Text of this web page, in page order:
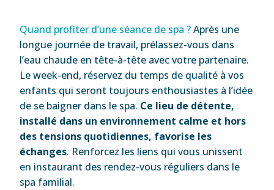
Quand profiter d’une séance de spa ?Après une
longue journée de travail, prélassez-vous dans
l’eau chaude en tête-à-tête avec votre partenaire.
Le week-end, réservez du temps de qualité à vos
enfants qui seront toujours enthousiastes à l’idée
de se baigner dans le spa. Ce lieu de détente,
installé dans un environnement calme et hors
des tensions quotidiennes, favorise les
échanges. Renforcez les liens qui vous unissent
en instaurant des rendez-vous réguliers dans le
spa familial.